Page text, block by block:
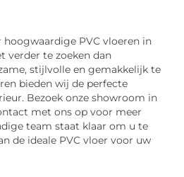
hoogwaardige PVC vloeren in
verder te zoeken dan
stijlvolle en gemakkelijk te
bieden wij de perfecte
Bezoek onze showroom in
met ons op voor meer
team staat klaar om u te
de ideale PVC vloer voor uw